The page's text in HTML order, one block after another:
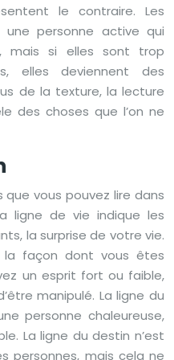
le contraire. Les
personne active qui
mais si elles sont trop
elles deviennent des
de la texture, la lecture
des choses que l’on ne
vous pouvez lire dans
ligne de vie indique les
la surprise de votre vie.
la façon dont vous êtes
un esprit fort ou faible,
manipulé. La ligne du
personne chaleureuse,
La ligne du destin n’est
personnes, mais cela ne